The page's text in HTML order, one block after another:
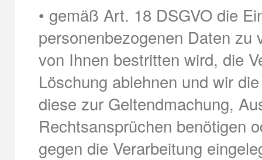
• gemäß Art. 18 DSGVO die
personenbezogenen Daten
von Ihnen bestritten wird, die
Löschung ablehnen und wir
diese zur Geltendmachung,
Rechtsansprüchen benötigen
gegen die Verarbeitung